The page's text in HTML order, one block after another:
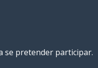
se pretender participar.